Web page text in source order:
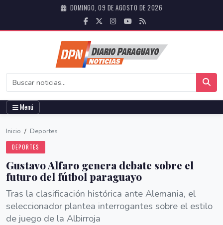
DOMINGO, 09 DE AGOSTO DE 2026
Menú
Inicio / Deportes
DEPORTES
Gustavo Alfaro genera debate sobre el
futuro del fútbol paraguayo
Tras la clasificación histórica ante Alemania, el
seleccionador plantea interrogantes sobre el estilo
de juego de la Albirroja